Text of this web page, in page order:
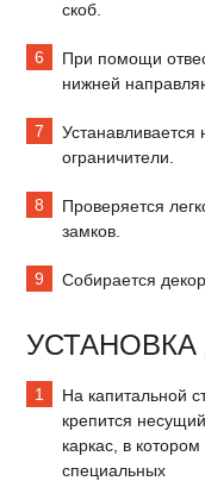
скоб.
При помощи
нижней
ограничители.
Проверяется
замков.
Собирается
На капитальной
крепится несущий
каркас, в котором
специальных